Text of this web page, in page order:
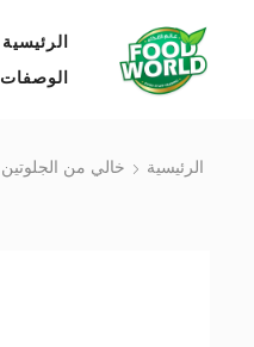
الرئيسية
الوصفات
الرئيسية خالي من الجلوتين